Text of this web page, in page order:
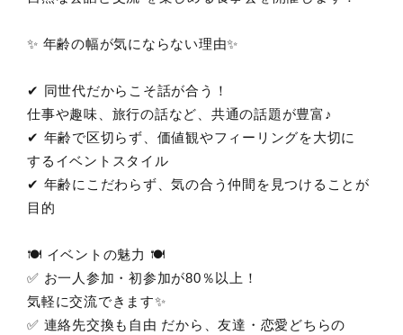
✨ 年齢の幅が気にならない理由✨
✔ 同世代だからこそ話が合う！
仕事や趣味、旅行の話など、共通の話題が豊富♪
✔ 年齢で区切らず、価値観やフィーリングを大切に
するイベントスタイル
✔ 年齢にこだわらず、気の合う仲間を見つけることが
目的
🍽️ イベントの魅力 🍽️
✅ お一人参加・初参加が80％以上！
気軽に交流できます✨
✅ 連絡先交換も自由 だから、友達・恋愛どちらの